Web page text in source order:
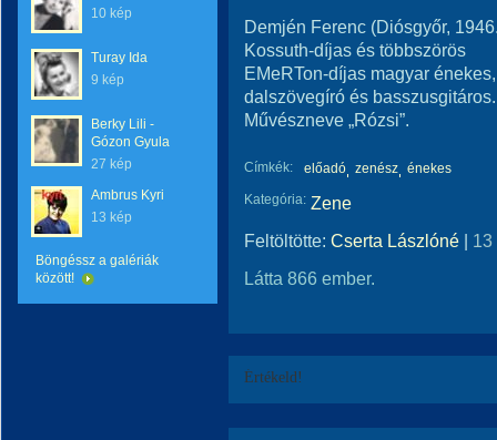
10 kép
Turay Ida
9 kép
Berky Lili -
Gózon Gyula
27 kép
Ambrus Kyri
13 kép
Böngéssz a galériák
között!
Demjén Ferenc (Diósgyőr,
Kossuth-díjas és többszörös
EMeRTon-díjas magyar énekes,
dalszövegíró és basszusgitáros.
Művészneve „Rózsi”.
Címkék: előadó zenész énekes
Kategória: Zene
Feltöltötte: Cserta Lászlóné | 13
Látta 866 ember.
Értékeld!